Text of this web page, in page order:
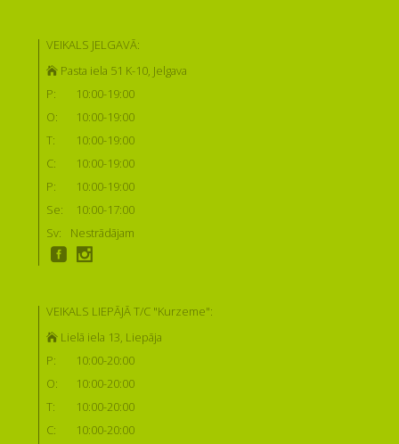
VEIKALS JELGAVĀ:
Pasta iela 51 K-10, Jelgava
P:
10:00-19:00
O:
10:00-19:00
T:
10:00-19:00
C:
10:00-19:00
P:
10:00-19:00
Se:
10:00-17:00
Sv:
Nestrādājam
VEIKALS LIEPĀJĀ T/C "Kurzeme":
Lielā iela 13, Liepāja
P:
10:00-20:00
O:
10:00-20:00
T:
10:00-20:00
C:
10:00-20:00